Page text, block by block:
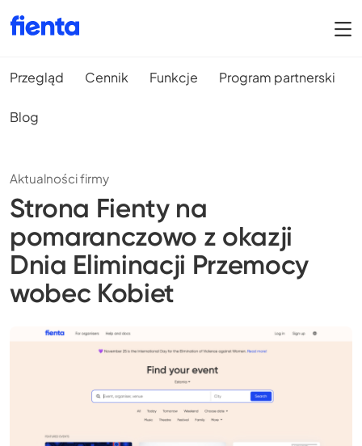
Przegląd Cennik Funkcje Program partnerski
Blog
Aktualności firmy
Strona Fienty na
pomaranczowo z okazji
Dnia Eliminacji Przemocy
wobec Kobiet